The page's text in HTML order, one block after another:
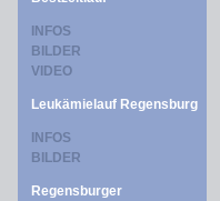
INFOS
BILDER
VIDEO
Leukämielauf Regensburg
INFOS
BILDER
Regensburger